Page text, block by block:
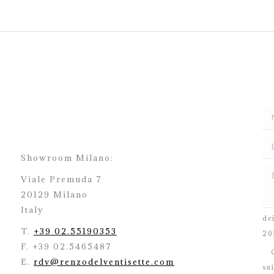
Showroom Milano:
Viale Premuda 7
20129 Milano
Italy
T. +39 02.55190353
F. +39 02.5465487
E. rdv@renzodelventisette.com